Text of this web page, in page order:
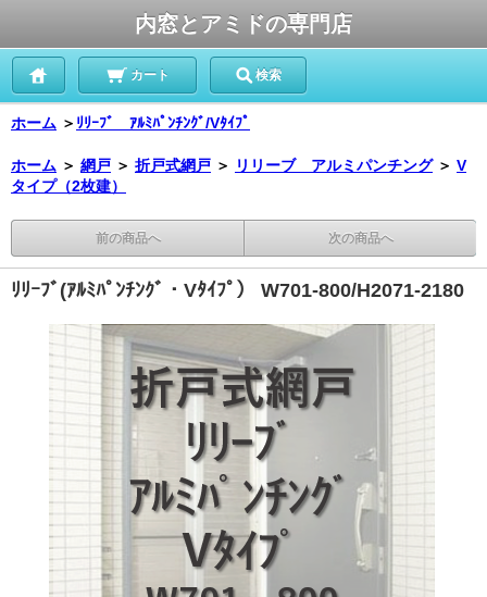
内窓とアミドの専門店
カート 検索
ホーム ＞ ﾘﾘｰﾌﾞ ｱﾙﾐﾊﾟﾝﾁﾝｸﾞ/Vﾀｲﾌﾟ
ホーム ＞ 網戸 ＞ 折戸式網戸 ＞ リリーブ アルミパンチング ＞ V
タイプ（2枚建）
前の商品へ 次の商品へ
ﾘﾘｰﾌﾞ(ｱﾙﾐﾊﾟﾝﾁﾝｸﾞ・Vﾀｲﾌﾟ） W701-800/H2071-2180